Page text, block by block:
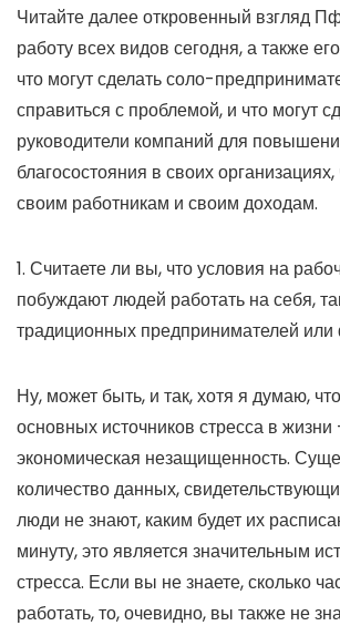
Читайте далее откровенный взгляд
работу всех видов сегодня, а также
что могут сделать соло-
справиться с проблемой, и что могут
руководители компаний для
благосостояния в своих
своим работникам и своим доходам.
1. Считаете ли вы, что условия на
побуждают людей работать на себя,
традиционных предпринимателей
Ну, может быть, и так, хотя я думаю,
основных источников стресса в
экономическая незащищенность.
количество данных,
люди не знают, каким будет их
минуту, это является значительным
стресса. Если вы не знаете, сколько
работать, то, очевидно, вы также не